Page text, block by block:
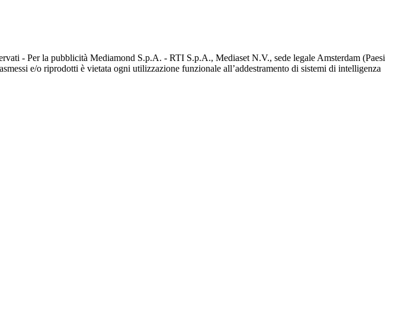
- Per la pubblicità Mediamond S.p.A. - RTI S.p.A., Mediaset N.V., sede legale Amsterdam (Paesi
e/o riprodotti è vietata ogni utilizzazione funzionale all’addestramento di sistemi di intelligenza